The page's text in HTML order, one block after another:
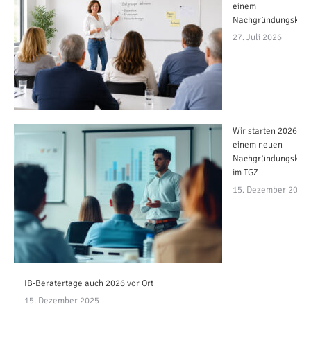
einem
Nachgründungskurs
27. Juli 2026
Wir starten 2026 mit
einem neuen
Nachgründungskurs
im TGZ
15. Dezember 2025
IB-Beratertage auch 2026 vor Ort
15. Dezember 2025